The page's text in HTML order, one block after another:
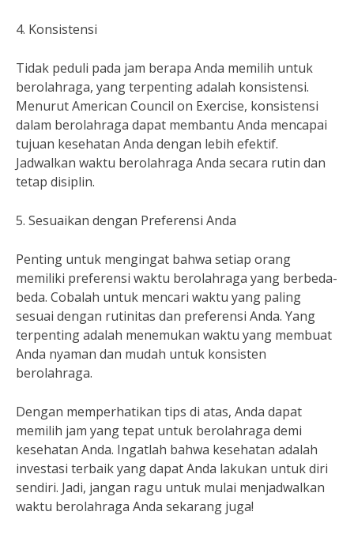
4. Konsistensi
Tidak peduli pada jam berapa Anda memilih untuk
berolahraga, yang terpenting adalah konsistensi.
Menurut American Council on Exercise, konsistensi
dalam berolahraga dapat membantu Anda mencapai
tujuan kesehatan Anda dengan lebih efektif.
Jadwalkan waktu berolahraga Anda secara rutin dan
tetap disiplin.
5. Sesuaikan dengan Preferensi Anda
Penting untuk mengingat bahwa setiap orang
memiliki preferensi waktu berolahraga yang berbeda-
beda. Cobalah untuk mencari waktu yang paling
sesuai dengan rutinitas dan preferensi Anda. Yang
terpenting adalah menemukan waktu yang membuat
Anda nyaman dan mudah untuk konsisten
berolahraga.
Dengan memperhatikan tips di atas, Anda dapat
memilih jam yang tepat untuk berolahraga demi
kesehatan Anda. Ingatlah bahwa kesehatan adalah
investasi terbaik yang dapat Anda lakukan untuk diri
sendiri. Jadi, jangan ragu untuk mulai menjadwalkan
waktu berolahraga Anda sekarang juga!